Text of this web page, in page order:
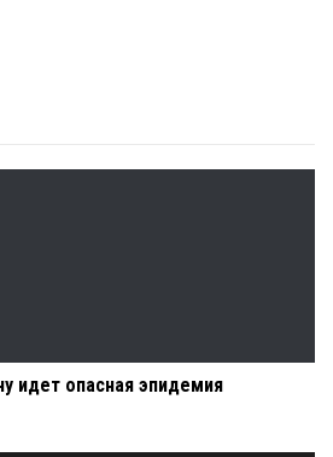
идет опасная эпидемия